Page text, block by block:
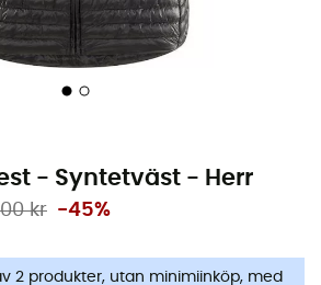
- Syntetväst - Herr
kr -45%
2 produkter, utan minimiinköp, med
spratt. Så att du kan få vingar för
minsta skakning.
Platinum
fuktbeständig. Perfekt för att möta
skyddar den dig mot vädrets
Den
som följer med dig i alla